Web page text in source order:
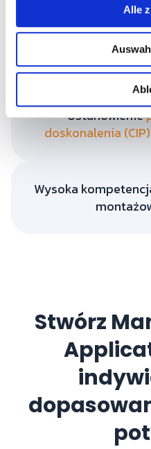
Alle
Produkcja bez
Zapewnienie produkcji
procesów zapewnienia
Ustanowienie
doskonalenia (CIP)
Wysoka
Stwórz